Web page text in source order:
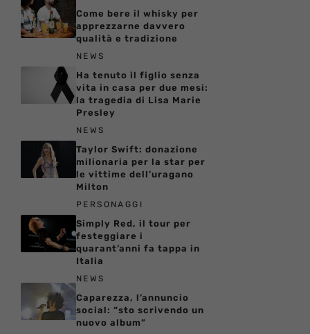
Come bere il whisky per
apprezzarne davvero
qualità e tradizione
NEWS
Ha tenuto il figlio senza
vita in casa per due mesi:
la tragedia di Lisa Marie
Presley
NEWS
Taylor Swift: donazione
milionaria per la star per
le vittime dell’uragano
Milton
PERSONAGGI
Simply Red, il tour per
festeggiare i
quarant’anni fa tappa in
Italia
NEWS
Caparezza, l’annuncio
social: “sto scrivendo un
nuovo album”